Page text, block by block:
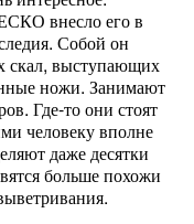
внесло его в
Собой он
скал, выступающих
ножи. Занимают
Где-то они стоят
человеку вполне
даже десятки
больше похожи